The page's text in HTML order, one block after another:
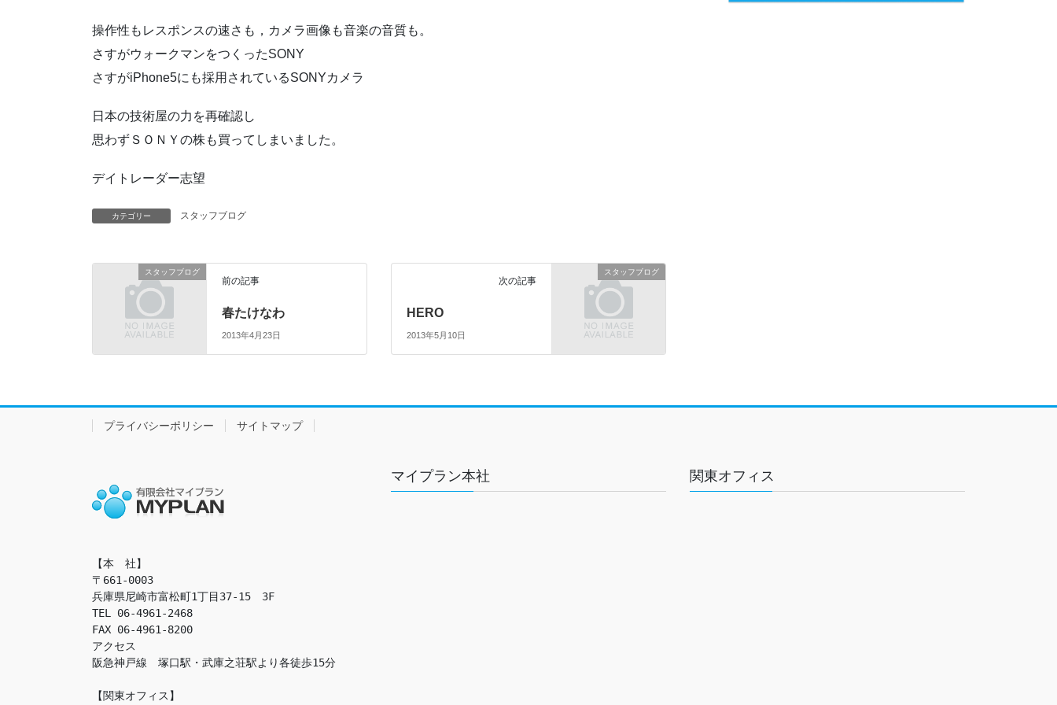
操作性もレスポンスの速さも，カメラ画像も音楽の音質も。
さすがウォークマンをつくったSONY
さすがiPhone5にも採用されているSONYカメラ
日本の技術屋の力を再確認し
思わずＳＯＮＹの株も買ってしまいました。
デイトレーダー志望
カテゴリー スタッフブログ
スタッフブログ
前の記事
春たけなわ
2013年4月23日
スタッフブログ
次の記事
HERO
2013年5月10日
プライバシーポリシー サイトマップ
【本　社】
〒661-0003
兵庫県尼崎市富松町1丁目37-15　3F
TEL 06-4961-2468
FAX 06-4961-8200
アクセス
阪急神戸線　塚口駅・武庫之荘駅より各徒歩15分
【関東オフィス】
マイプラン本社 関東オフィス